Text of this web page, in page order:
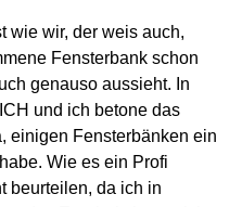
wie wir, der weis auch,
Fensterbank schon
genauso aussieht. In
und ich betone das
einigen Fensterbänken ein
Wie es ein Profi
beurteilen, da ich in